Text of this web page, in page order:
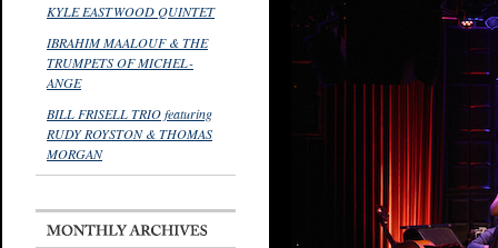
KYLE EASTWOOD QUINTET
IBRAHIM MAALOUF & THE
TRUMPETS OF MICHEL-
ANGE
BILL FRISELL TRIO featuring
RUDY ROYSTON & THOMAS
MORGAN